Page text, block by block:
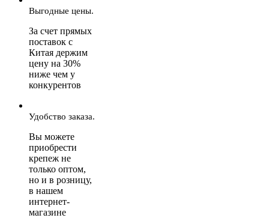
Выгодные цены.
За счет прямых
поставок с
Китая держим
цену на 30%
ниже чем у
конкурентов
Удобство заказа.
Вы можете
приобрести
крепеж не
только оптом,
но и в розницу,
в нашем
интернет-
магазине